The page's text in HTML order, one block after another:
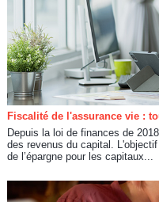
Fiscalité de l'assurance vie :
Depuis la loi de finances de
des revenus du capital.
de l’épargne pour les capitaux...